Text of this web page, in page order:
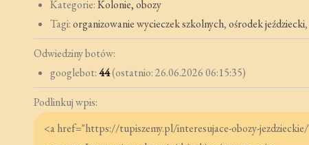
Kategorie:Kolonie, obozy
Tagi:organizowanie wycieczek szkolnych,ośrodek jeździecki,
Odwiedziny botów:
googlebot:44(ostatnio: 26.06.2026 06:15:35)
Podlinkuj wpis: